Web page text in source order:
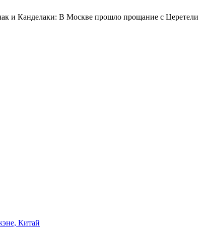
и Канделаки: В Москве прошло прощание с Церетели
Китай